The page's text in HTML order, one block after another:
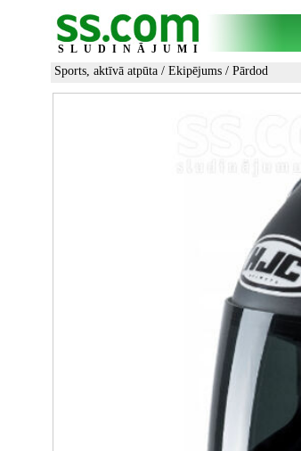
SLUDINĀJUMI
Sports, aktīvā atpūta / Ekipējums / Pārdod